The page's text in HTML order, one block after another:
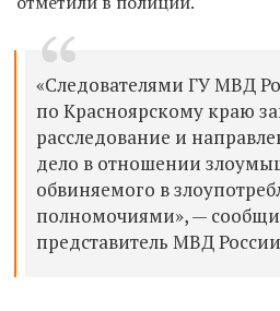
«Следователями ГУ МВД
по Красноярскому краю
расследование и
дело в отношении
обвиняемого в
полномочиями», —
представитель МВД